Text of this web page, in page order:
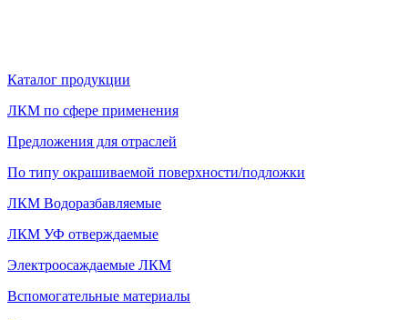
Каталог продукции
ЛКМ по сфере применения
Предложения для отраслей
По типу окрашиваемой поверхности/подложки
ЛКМ Водоразбавляемые
ЛКМ УФ отверждаемые
Электроосаждаемые ЛКМ
Вспомогательные материалы